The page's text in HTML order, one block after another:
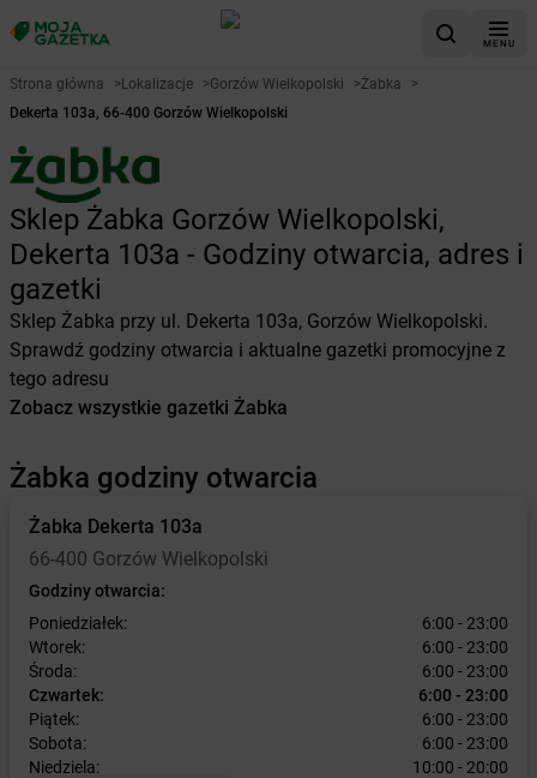
MENU
Strona główna >Lokalizacje >Gorzów Wielkopolski >Żabka
>
Dekerta 103a, 66-400 Gorzów Wielkopolski
Sklep Żabka Gorzów Wielkopolski,
Dekerta 103a - Godziny otwarcia, adres i
gazetki
Sklep Żabka przy ul. Dekerta 103a, Gorzów Wielkopolski.
Sprawdź godziny otwarcia i aktualne gazetki promocyjne z
tego adresu
Zobacz wszystkie gazetki Żabka
Żabka godziny otwarcia
Żabka Dekerta 103a
66-400 Gorzów Wielkopolski
Godziny otwarcia:
Poniedziałek:
6:00 - 23:00
Wtorek:
6:00 - 23:00
Środa:
6:00 - 23:00
Czwartek:
6:00 - 23:00
Piątek:
6:00 - 23:00
Sobota:
6:00 - 23:00
Niedziela:
10:00 - 20:00